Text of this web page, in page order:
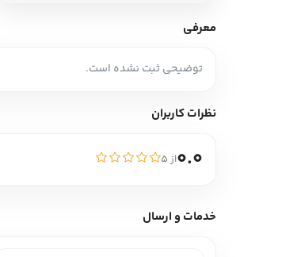
زبان شناسی
معرفی
توضیحی ثبت نشده است.
نظرات کاربران
0.0از ۵
خدمات و ارسال